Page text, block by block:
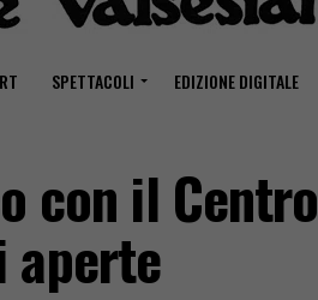
SPETTACOLI EDIZIONE DIGITALE
con il Centro
aperte